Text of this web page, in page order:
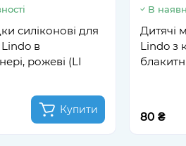
силіконові для
в
рожеві (LI
Купити
В
Дитячі
Lindo з
80 ₴